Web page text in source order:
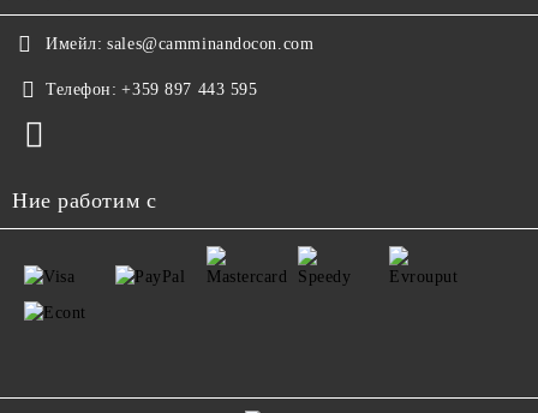
Имейл: sales@camminandocon.com
Телефон: +359 897 443 595
Ние работим с